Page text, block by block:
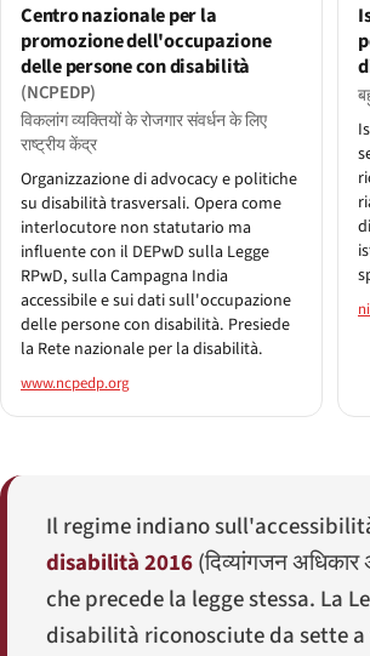
Centro nazionale per la
promozione dell'occupazione
delle persone con disabilità
(NCPEDP)
विकलांग व्यक्तियों के रोजगार संवर्धन के लिए
राष्ट्रीय केंद्र
Organizzazione di advocacy e politiche
su disabilità trasversali. Opera come
interlocutore non statutario ma
influente con il DEPwD sulla Legge
RPwD, sulla Campagna India
accessibile e sui dati sull'occupazione
delle persone con disabilità. Presiede
la Rete nazionale per la disabilità.
www.ncpedp.org
Il regime indiano
disabilità 2016(दिव्यांगजन
che precede la legge stessa. La
disabilità riconosciute da sette